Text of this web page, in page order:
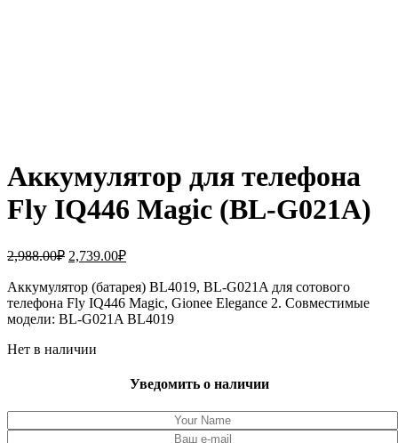
Аккумулятор для телефона
Fly IQ446 Magic (BL-G021A)
2,988.00₽ Первоначальная
составляла
2,988.00₽.
2,739.00₽Текущая
2,739.00₽.
Аккумулятор (батарея) BL4019, BL-G021A для сотового
телефона Fly IQ446 Magic, Gionee Elegance 2. Совместимые
модели: BL-G021A BL4019
Нет в наличии
Уведомить о наличии